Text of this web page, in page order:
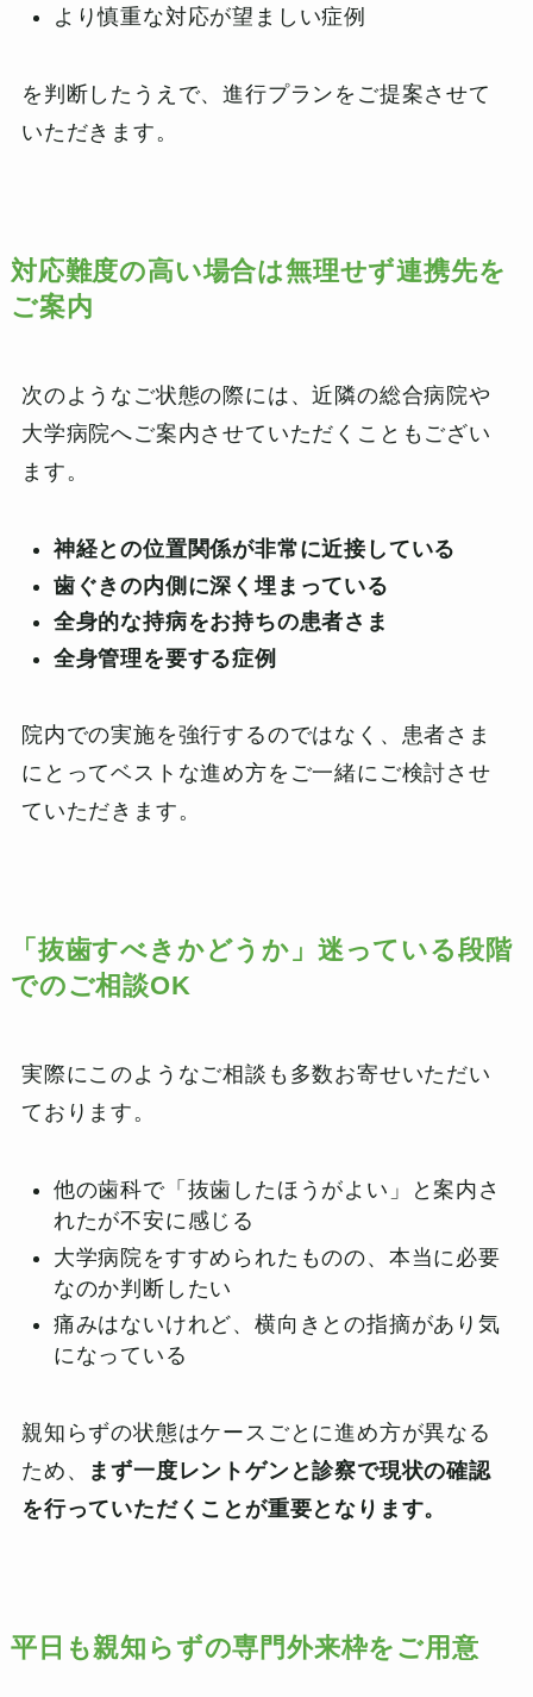
より慎重な対応が望ましい症例
を判断したうえで、進行プランをご提案させて
いただきます。
対応難度の高い場合は無理せず連携先を
ご案内
次のようなご状態の際には、近隣の総合病院や
大学病院へご案内させていただくこともござい
ます。
神経との位置関係が非常に近接している
歯ぐきの内側に深く埋まっている
全身的な持病をお持ちの患者さま
全身管理を要する症例
院内での実施を強行するのではなく、患者さま
にとってベストな進め方をご一緒にご検討させ
ていただきます。
「抜歯すべきかどうか」迷っている段階
でのご相談OK
実際にこのようなご相談も多数お寄せいただい
ております。
他の歯科で「抜歯したほうがよい」と案内さ
れたが不安に感じる
大学病院をすすめられたものの、本当に必要
なのか判断したい
痛みはないけれど、横向きとの指摘があり気
になっている
親知らずの状態はケースごとに進め方が異なる
ため、
まず一度レントゲンと診察で現状の確認
を行っていただくことが重要となります。
平日も親知らずの専門外来枠をご用意